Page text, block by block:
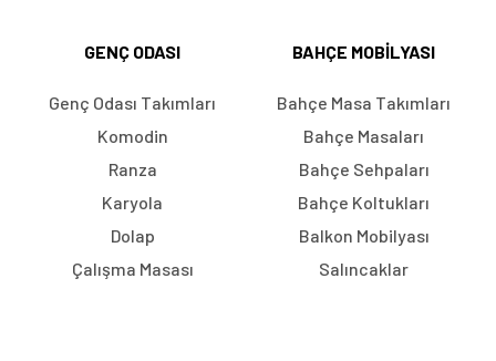
GENÇ ODASI
Genç Odası Takımları
Komodin
Ranza
Karyola
Dolap
Çalışma Masası
BAHÇE MOBILYASI
Bahçe Masa Takımları
Bahçe Masaları
Bahçe Sehpaları
Bahçe Koltukları
Balkon Mobilyası
Salıncaklar